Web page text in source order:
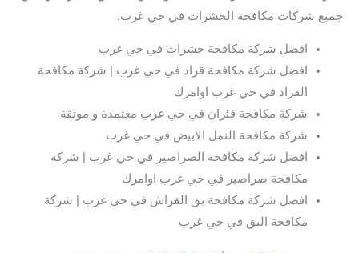
جميع شركات مكافحة الحشرات في حي غرب.
افضل شركة مكافحة حشرات في حي غرب
افضل شركة مكافحة قراد في حي غرب | شركة مكافحة
القراد في حي غرب اوامرك
شركة مكافحة فئران في حي غرب معتمدة و موثقة
شركة مكافحة النمل الابيض في حي غرب
افضل شركة مكافحة الصراصير في حي غرب | شركة
مكافحة صراصير في حي غرب اوامرك
افضل شركة مكافحة بق الفراش في حي غرب | شركة
مكافحة البق في حي غرب